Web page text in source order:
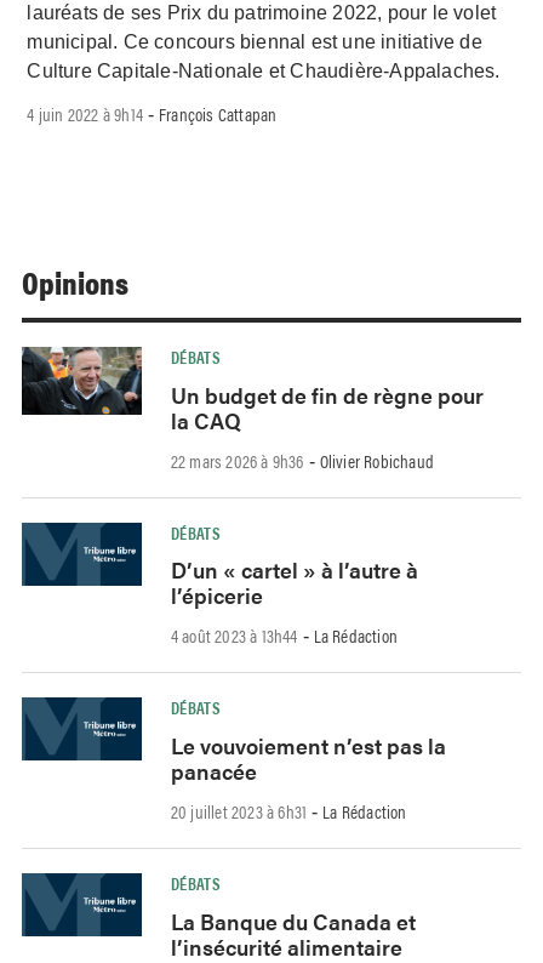
lauréats de ses Prix du patrimoine 2022, pour le volet
municipal. Ce concours biennal est une initiative de
Culture Capitale-Nationale et Chaudière-Appalaches.
4 juin 2022 à 9h14 - François Cattapan
Opinions
DÉBATS
Un budget de fin de règne pour
la CAQ
22 mars 2026 à 9h36 - Olivier Robichaud
DÉBATS
D’un « cartel » à l’autre à
l’épicerie
4 août 2023 à 13h44 - La Rédaction
DÉBATS
Le vouvoiement n’est pas la
panacée
20 juillet 2023 à 6h31 - La Rédaction
DÉBATS
La Banque du Canada et
l’insécurité alimentaire